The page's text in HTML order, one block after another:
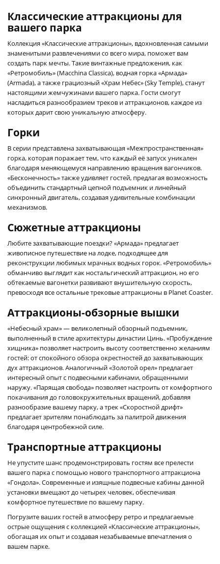
Классические аттракционы для
вашего парка
Коллекция «Классические аттракционы», вдохновленная самыми
знаменитыми развлечениями со всего мира, поможет вам
создать парк мечты. Такие винтажные предложения, как
«Ретромобиль» (Macchina Classica), водная горка «Армада»
(Armada), а также грациозный «Храм Небес» (Sky Temple), станут
настоящими жемчужинами вашего парка. Гости смогут
насладиться разнообразием треков и аттракционов, каждое из
которых дарит свою уникальную атмосферу.
Горки
В серии представлена захватывающая «Межпространственная»
горка, которая поражает тем, что каждый её запуск уникален
благодаря меняющемуся направлению вращения вагончиков.
«Бесконечность» также удивляет гостей, предлагая возможность
объединить стандартный цепной подъемник и линейный
синхронный двигатель, создавая удивительные комбинации
механизмов.
Сюжетные аттракционы
Любите захватывающие поездки? «Армада» предлагает
живописное путешествие на лодке, подходящее для
реконструкции любимых мрачных водных горок. «Ретромобиль»
обманчиво выглядит как ностальгический аттракцион, но его
обтекаемые вагонетки развивают внушительную скорость,
превосходя все остальные трековые аттракционы в Planet Coaster.
Аттракционы-обзорные вышки
«Небесный храм» — великолепный обзорный подъемник,
выполненный в стиле архитектуры династии Цинь. «Пробуждение
хищника» позволяет настроить высоту соответственно желаниям
гостей: от спокойного обзора окрестностей до захватывающих
дух аттракционов. Аналогичный «Золотой орел» предлагает
интересный опыт с подвесными кабинами, обращенными
наружу. «Парящая свобода» позволяет настроить от комфортного
покачивания до головокружительных вращений, добавляя
разнообразие вашему парку, а трек «Скоростной дрифт»
предлагает зрителям понаблюдать за палитрой движения
благодаря центробежной силе.
Транспортные аттракционы
Не упустите шанс продемонстрировать гостям все прелести
вашего парка с помощью нового транспортного аттракциона
«Гондола». Современные и изящные подвесные кабины данной
установки вмещают до четырех человек, обеспечивая
комфортное путешествие по вашему парку.
Погрузите ваших гостей в атмосферу ретро и предлагаемые
острые ощущения с коллекцией «Классические аттракционы»,
обогащая их опыт и создавая незабываемые впечатления о
вашем парке.